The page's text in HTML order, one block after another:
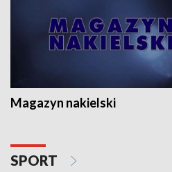
Magazyn nakielski
SPORT